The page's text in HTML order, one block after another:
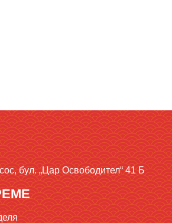
бул. „Цар Освободител“ 41 Б